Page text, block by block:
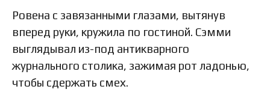
Ровена с завязанными глазами, вытянув
вперед руки, кружила по гостиной. Сэмми
выглядывал из-под антикварного
журнального столика, зажимая рот ладонью,
чтобы сдержать смех.